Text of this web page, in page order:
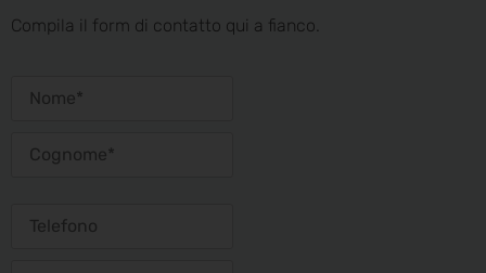
Compila il form di contatto qui a fianco.